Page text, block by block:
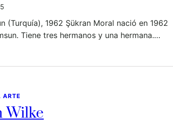
(Turquía), 1962 Şükran Moral nació en 1962
Tiene tres hermanos y una hermana.…
ARTE
Wilke